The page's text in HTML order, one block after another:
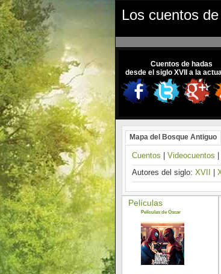
Los cuentos
Cuentos de hadas
desde el siglo XVII a la
Mapa del Bosque Antiguo
Cuentos Videocuentos
Autores del siglo: XVII
Películas
Películas de Óscar